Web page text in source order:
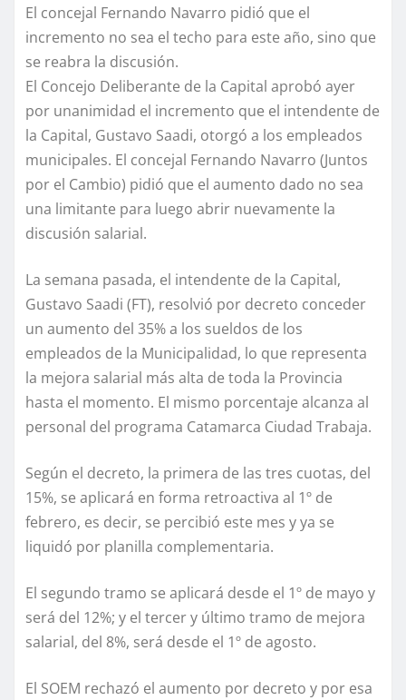
El concejal Fernando Navarro pidió que el
incremento no sea el techo para este año, sino que
se reabra la discusión.
El Concejo Deliberante de la Capital aprobó ayer
por unanimidad el incremento que el intendente de
la Capital, Gustavo Saadi, otorgó a los empleados
municipales. El concejal Fernando Navarro (Juntos
por el Cambio) pidió que el aumento dado no sea
una limitante para luego abrir nuevamente la
discusión salarial.
La semana pasada, el intendente de la Capital,
Gustavo Saadi (FT), resolvió por decreto conceder
un aumento del 35% a los sueldos de los
empleados de la Municipalidad, lo que representa
la mejora salarial más alta de toda la Provincia
hasta el momento. El mismo porcentaje alcanza al
personal del programa Catamarca Ciudad Trabaja.
Según el decreto, la primera de las tres cuotas, del
15%, se aplicará en forma retroactiva al 1º de
febrero, es decir, se percibió este mes y ya se
liquidó por planilla complementaria.
El segundo tramo se aplicará desde el 1º de mayo y
será del 12%; y el tercer y último tramo de mejora
salarial, del 8%, será desde el 1º de agosto.
El SOEM rechazó el aumento por decreto y por esa